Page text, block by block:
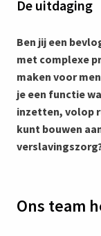
De uitdaging
Ben jij een
met complexe
maken voor
je een functie
inzetten, volop
kunt bouwen
Ons team